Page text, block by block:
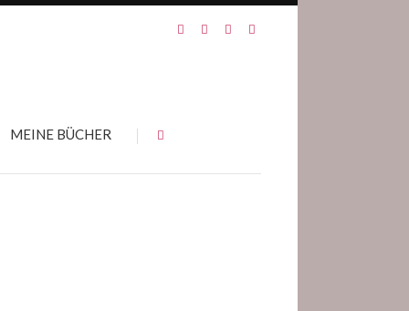
MEINE BÜCHER